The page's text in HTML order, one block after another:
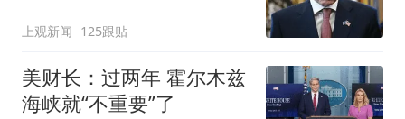
上观新闻 125跟贴
美财长：过两年 霍尔木兹
海峡就“不重要”了